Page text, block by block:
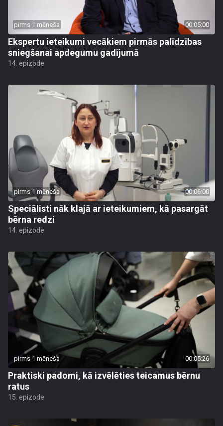
pirms 1 mēneša 00:05:00
Ekspertu ieteikumi vecākiem pirmās palīdzības
sniegšanai apdegumu gadījumā
14. epizode
pirms 1 mēneša 00:06:00
Speciālisti nāk klajā ar ieteikumiem, kā pasargāt
bērna redzi
14. epizode
pirms 1 mēneša 00:05:26
Praktiski padomi, kā izvēlēties teicamus bērnu
ratus
15. epizode